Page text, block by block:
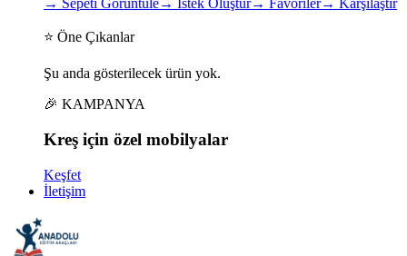
→ Sepeti Görüntüle→ İstek Oluştur→ Favoriler→ Karşılaştır
⭐ Öne Çıkanlar
Şu anda gösterilecek ürün yok.
🎉 KAMPANYA
Kreş için özel mobilyalar
Keşfet
İletişim